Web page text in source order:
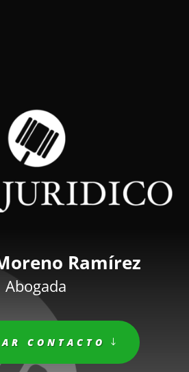
Ramírez
Abogada
CONTACTO